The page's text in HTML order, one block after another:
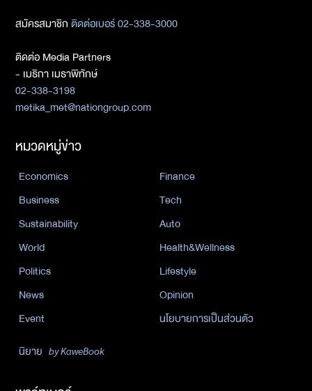
สมัครสมาชิกติดต่อเบอร์ 02-338-3000
ติดต่อ Media Partners
- เมธิกา เมธาพิทักษ์
02-338-3198
metika_met@nationgroup.com
หมวดหมู่ข่าว
Economics
Finance
Business
Tech
Sustainability
Auto
World
Health&Wellness
Politics
Lifestyle
News
Opinion
Event
นโยบายการเป็นส่วนตัว
นิยาย by KaweBook